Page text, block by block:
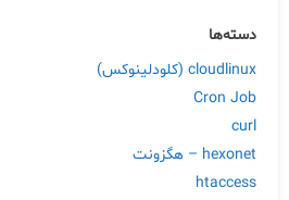
دسته‌ها
cloudlinux (کلودلینوکس)
Cron Job
curl
hexonet – هگزونت
htaccess